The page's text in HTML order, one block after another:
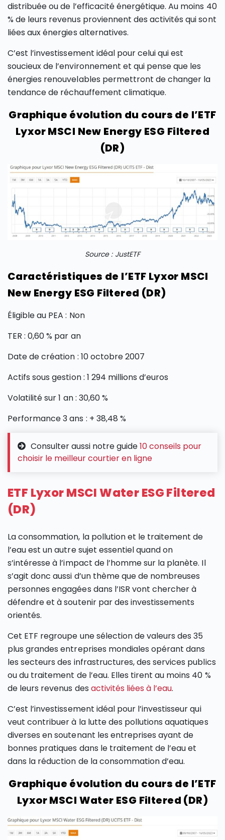
distribuée ou de l’efficacité énergétique. Au moins 40
% de leurs revenus proviennent des activités qui sont
liées aux énergies alternatives.
C’est l’investissement idéal pour celui qui est
soucieux de l’environnement et qui pense que les
énergies renouvelables permettront de changer la
tendance de réchauffement climatique.
Graphique évolution du cours de l’ETF
Lyxor MSCI New Energy ESG Filtered
(DR)
Source : JustETF
Caractéristiques de l’ETF Lyxor MSCI
New Energy ESG Filtered (DR)
Éligible au PEA : Non
TER : 0,60 % par an
Date de création : 10 octobre 2007
Actifs sous gestion : 1 294 millions d’euros
Volatilité sur 1 an : 30,60 %
Performance 3 ans : + 38,48 %
Consulter aussi notre guide10 conseils pour
choisir le meilleur courtier en ligne
ETF Lyxor MSCI Water ESG Filtered
(DR)
La consommation, la pollution et le traitement de
l’eau est un autre sujet essentiel quand on
s’intéresse à l’impact de l’homme sur la planète. Il
s’agit donc aussi d’un thème que de nombreuses
personnes engagées dans l’ISR vont chercher à
défendre et à soutenir par des investissements
orientés.
Cet ETF regroupe une sélection de valeurs des 35
plus grandes entreprises mondiales opérant dans
les secteurs des infrastructures, des services publics
ou du traitement de l’eau. Elles tirent au moins 40 %
de leurs revenus des activités liées à l’eau.
C’est l’investissement idéal pour l’investisseur qui
veut contribuer à la lutte des pollutions aquatiques
diverses en soutenant les entreprises ayant de
bonnes pratiques dans le traitement de l’eau et
dans la réduction de la consommation d’eau.
Graphique évolution du cours de l’ETF
Lyxor MSCI Water ESG Filtered (DR)